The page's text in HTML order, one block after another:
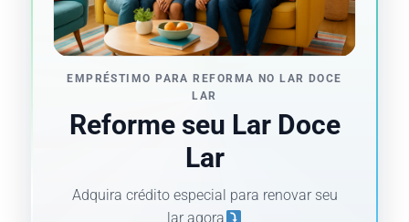
EMPRÉSTIMO PARA REFORMA NO LAR DOCE
LAR
Reforme seu Lar Doce
Lar
Adquira crédito especial para renovar seu
lar agora